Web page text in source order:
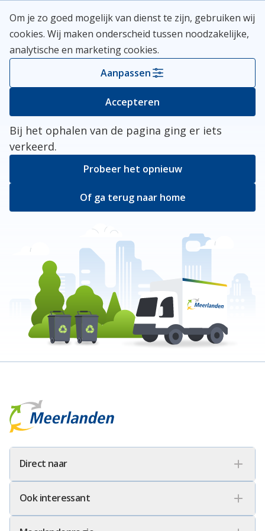
naar
inhoud
Meerlanden Logo
Open
Kies je gemeente
Er ging iets mis
Bij het ophalen van de pagina ging er iets
verkeerd.
Probeer het opnieuw
Of ga terug naar home
Meerlanden Logo
Direct naar
Ook interessant
Om je zo goed mogelijk van dienst te zijn, gebruiken wij
cookies. Wij maken onderscheid tussen noodzakelijke,
analytische en marketing cookies.
Aanpassen
Accepteren